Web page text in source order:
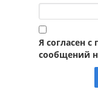
Я согласен
сообщений